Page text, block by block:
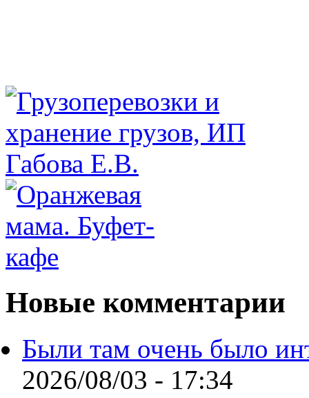
Новые комментарии
Были там очень было
2026/08/03 - 17:34